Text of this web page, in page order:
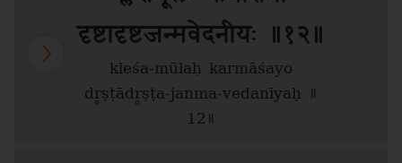
दृष्टादृष्टजन्मवेदनीयः ॥१२॥
kleśa-mūlaḥ karmāśayo
dr̥ṣṭādr̥ṣṭa-janma-vedanīyaḥ ॥
12॥